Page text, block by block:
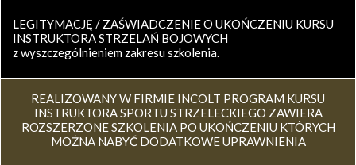
LEGITYMACJĘ / ZAŚWIADCZENIE O UKOŃCZENIU KURSU
INSTRUKTORA STRZELAŃ BOJOWYCH
z wyszczególnieniem zakresu szkolenia.
REALIZOWANY W FIRMIE INCOLT PROGRAM KURSU
INSTRUKTORA SPORTU STRZELECKIEGO ZAWIERA
ROZSZERZONE SZKOLENIA PO UKOŃCZENIU KTÓRYCH
MOŻNA NABYĆ DODATKOWE UPRAWNIENIA